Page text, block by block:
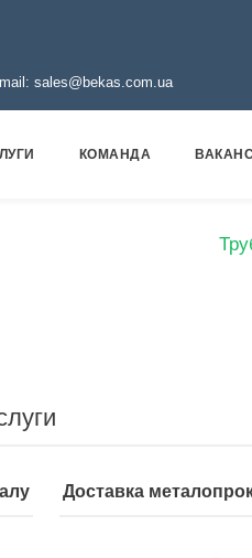
sales@bekas.com.ua
КОМАНДА
Доставка